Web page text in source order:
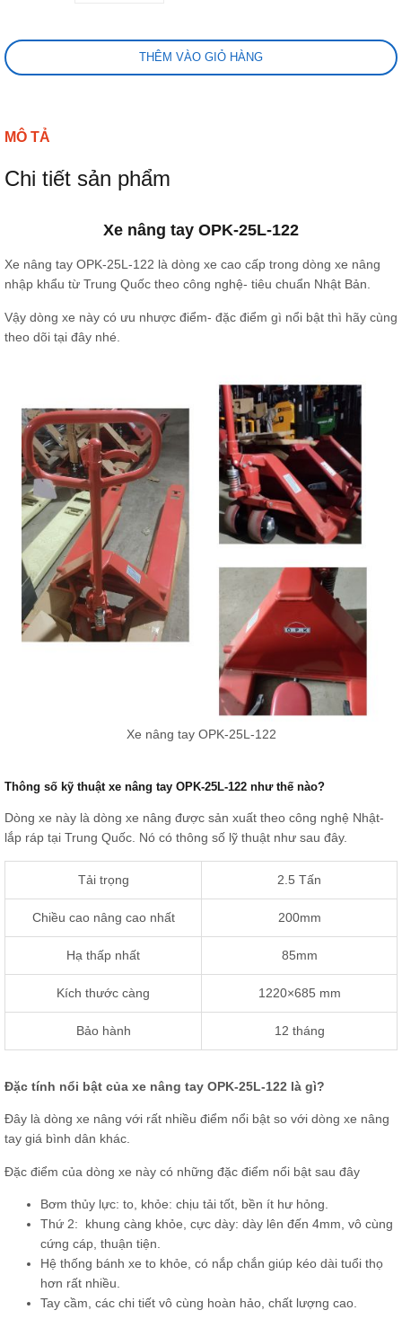
THÊM VÀO GIỎ HÀNG
MÔ TẢ
Chi tiết sản phẩm
Xe nâng tay OPK-25L-122
Xe nâng tay OPK-25L-122 là dòng xe cao cấp trong dòng xe nâng
nhập khẩu từ Trung Quốc theo công nghệ- tiêu chuẩn Nhật Bản.
Vậy dòng xe này có ưu nhược điểm- đặc điểm gì nổi bật thì hãy cùng
theo dõi tại đây nhé.
Xe nâng tay OPK-25L-122
Thông số kỹ thuật xe nâng tay OPK-25L-122 như thế nào?
Dòng xe này là dòng xe nâng được sản xuất theo công nghệ Nhật-
lắp ráp tại Trung Quốc. Nó có thông số lỹ thuật như sau đây.
Tải trọng 2.5 Tấn
Chiều cao nâng cao nhất 200mm
Hạ thấp nhất 85mm
Kích thước càng 1220×685 mm
Bảo hành 12 tháng
Đặc tính nổi bật của xe nâng tay OPK-25L-122 là gì?
Đây là dòng xe nâng với rất nhiều điểm nổi bật so với dòng xe nâng
tay giá bình dân khác.
Đặc điểm của dòng xe này có những đặc điểm nổi bật sau đây
Bơm thủy lực: to, khỏe: chịu tải tốt, bền ít hư hỏng.
Thứ 2: khung càng khỏe, cực dày: dày lên đến 4mm, vô cùng
cứng cáp, thuận tiện.
Hệ thống bánh xe to khỏe, có nắp chắn giúp kéo dài tuổi thọ
hơn rất nhiều.
Tay cầm, các chi tiết vô cùng hoàn hảo, chất lượng cao.